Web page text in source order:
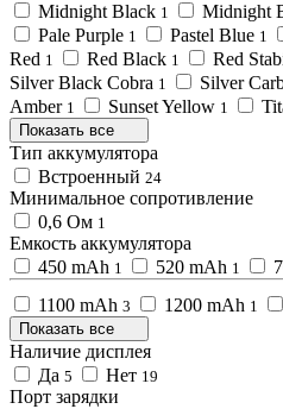
Midnight Black 1 Midnight
Pale Purple 1 Pastel Blue 1
Red 1 Red Black 1 Red
Silver Black Cobra 1 Silver
Amber 1 Sunset Yellow 1
Показать все
Тип аккумулятора
Встроенный 24
Минимальное сопротивление
0,6 Ом 1
Емкость аккумулятора
450 mAh 1 520 mAh 1
1100 mAh 3 1200 mAh 1
Показать все
Наличие дисплея
Да 5 Нет 19
Порт зарядки